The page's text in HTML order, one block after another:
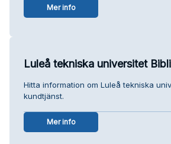
Mer info
Luleå tekniska universitet
Hitta information om Luleå tekniska
kundtjänst.
Mer info